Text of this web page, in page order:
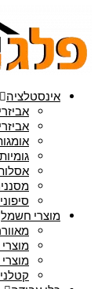
אינסטלציה
מוצרי חשמל